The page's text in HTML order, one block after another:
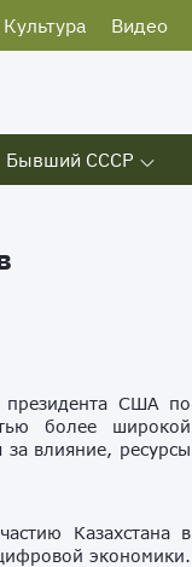
Культура Видео
Бывший СССР
президента США по
более широкой
влияние, ресурсы
Казахстана в
экономики.